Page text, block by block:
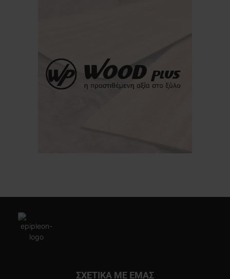
ΣΧΕΤΙΚΑ ΜΕ ΕΜΑΣ